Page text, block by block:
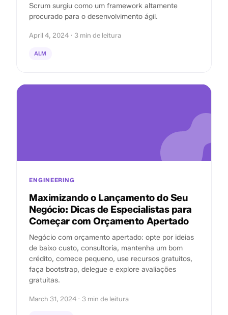
Scrum surgiu como um framework altamente
procurado para o desenvolvimento ágil.
April 4, 2024 · 3 min de leitura
ALM
ENGINEERING
Maximizando o Lançamento do Seu
Negócio: Dicas de Especialistas para
Começar com Orçamento Apertado
Negócio com orçamento apertado: opte por ideias
de baixo custo, consultoria, mantenha um bom
crédito, comece pequeno, use recursos gratuitos,
faça bootstrap, delegue e explore avaliações
gratuitas.
March 31, 2024 · 3 min de leitura